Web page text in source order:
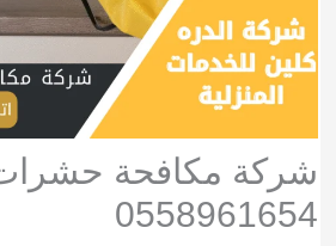
شركة مكافحة
0558961654